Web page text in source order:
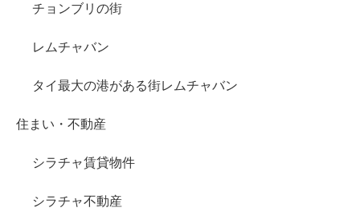
チョンブリの街
レムチャバン
タイ最大の港がある街レムチャバン
住まい・不動産
シラチャ賃貸物件
シラチャ不動産